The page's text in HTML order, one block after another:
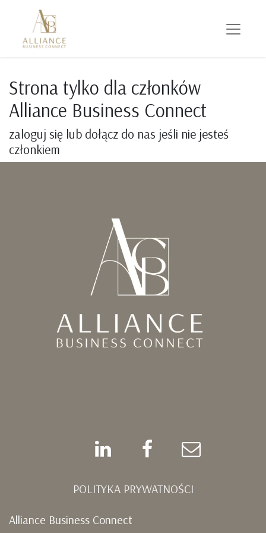
Strona tylko dla członków
Alliance Business Connect
zaloguj się lub dołącz do nas jeśli nie jesteś
członkiem
POLITYKA PRYWATNOŚCI
Alliance Business Connect